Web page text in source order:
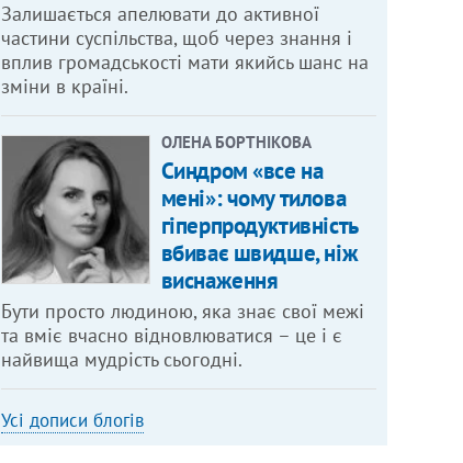
Залишається апелювати до активної
частини суспільства, щоб через знання і
вплив громадськості мати якийсь шанс на
зміни в країні.
ОЛЕНА БОРТНІКОВА
Синдром «все на
мені»: чому тилова
гіперпродуктивність
вбиває швидше, ніж
виснаження
Бути просто людиною, яка знає свої межі
та вміє вчасно відновлюватися – це і є
найвища мудрість сьогодні.
Усі дописи блогів